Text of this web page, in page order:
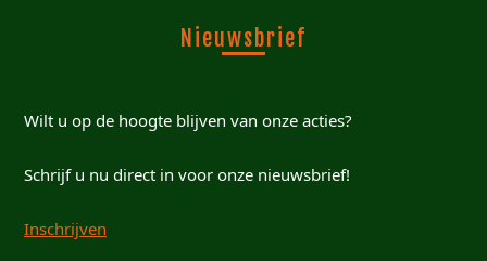
Nieuwsbrief
Wilt u op de hoogte blijven van onze acties?
Schrijf u nu direct in voor onze nieuwsbrief!
Inschrijven